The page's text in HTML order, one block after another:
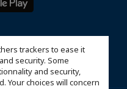
trackers to ease it
security. Some
and security,
Your choices will concern